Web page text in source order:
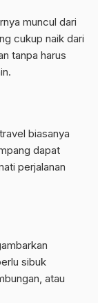
muncul dari
cukup naik dari
tanpa harus
biasanya
dapat
perjalanan
sibuk
atau